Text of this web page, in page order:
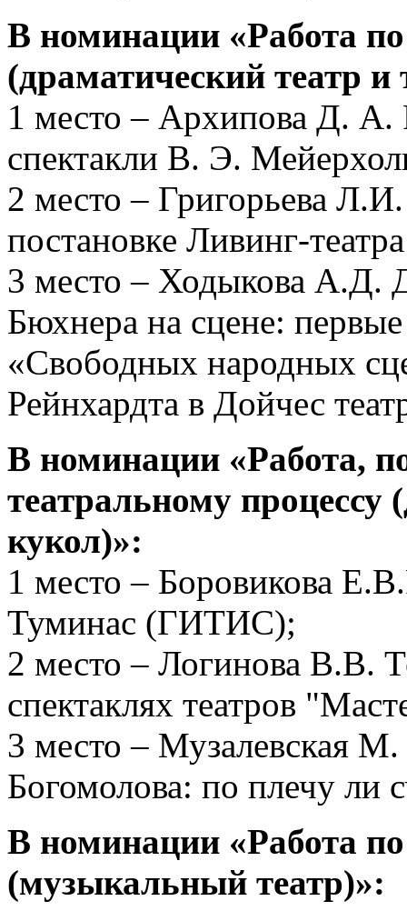
В номинации «Работа
(драматический театр и
1 место – Архипова Д. А.
спектакли В. Э.
2 место – Григорьева
постановке Ливинг-
3 место – Ходыкова А.Д.
Бюхнера на сцене:
«Свободных народных
Рейнхардта в Дойчес
В номинации «Работа,
театральному процессу
кукол)»:
1 место – Боровикова
Туминас (ГИТИС);
2 место – Логинова В.В.
спектаклях театров
3 место – Музалевская
Богомолова: по плечу ли
В номинации «Работа
(музыкальный театр)»: